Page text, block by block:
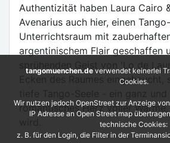
Authentizität haben Laura Cairo
Avenarius auch hier, einen
Unterrichtsraum mit
argentinischem Flair geschaffen
sprühenden Geist von 'Lo de
Ecken des Raumes eingehaucht,
romantisches Herz voller
tangomuenchen.de verwendet keinerlei
Cookies.
Wir nutzen jedoch OpenStreet zur Anzeige
IP Adresse an Open Street map
technische Cookies:
z. B. für den Login, die Filter in der